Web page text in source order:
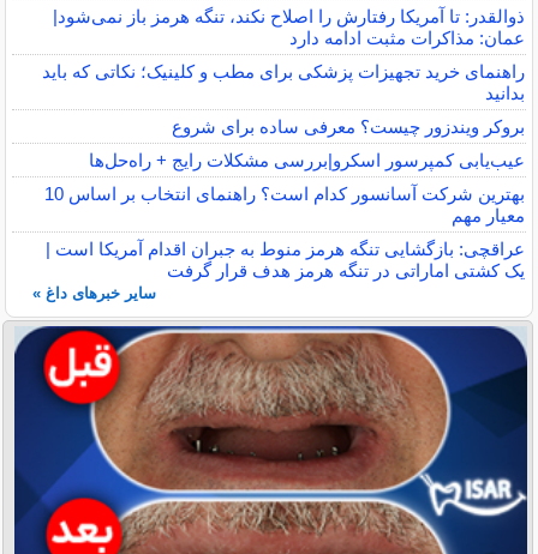
ذوالقدر: تا آمریکا رفتارش را اصلاح نکند، تنگه هرمز باز نمی‌شود|
عمان: مذاکرات مثبت ادامه دارد
راهنمای خرید تجهیزات پزشکی برای مطب و کلینیک؛ نکاتی که باید
بدانید
بروکر ویندزور چیست؟ معرفی ساده برای شروع
عیب‌یابی کمپرسور اسکرو|بررسی مشکلات رایج + راه‌حل‌ها
بهترین شرکت آسانسور کدام است؟ راهنمای انتخاب بر اساس 10
معیار مهم
عراقچی: بازگشایی تنگه هرمز منوط به جبران اقدام آمریکا است |
یک کشتی اماراتی در تنگه هرمز هدف قرار گرفت
سایر خبرهای داغ »